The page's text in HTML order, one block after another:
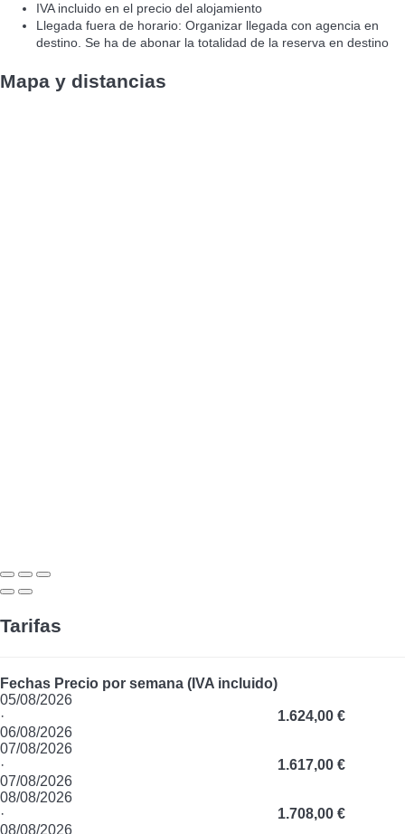
IVA incluido en el precio del alojamiento
Llegada fuera de horario: Organizar llegada con agencia en
destino. Se ha de abonar la totalidad de la reserva en destino
Mapa y distancias
Tarifas
Fechas Precio por semana (IVA incluido)
05/08/2026
·
06/08/2026
1.624,00 €
07/08/2026
·
07/08/2026
1.617,00 €
08/08/2026
·
08/08/2026
1.708,00 €